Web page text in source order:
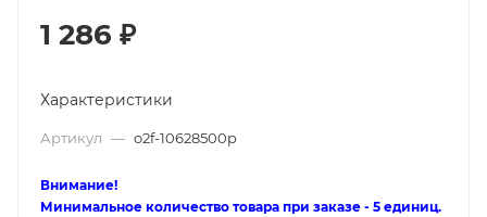
1 286 ₽
Характеристики
Артикул — o2f-10628500p
Внимание!
Минимальное количество товара при заказе - 5 единиц.